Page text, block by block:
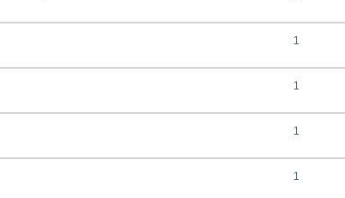
1
1
1
1